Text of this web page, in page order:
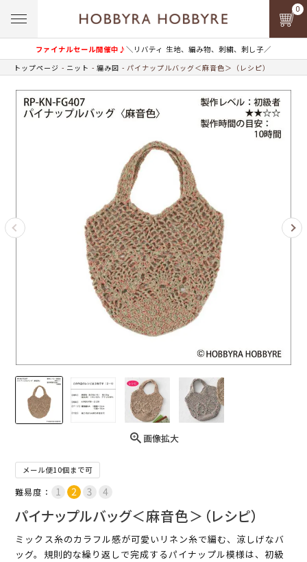
ファイナルセール開催中♪＼リバティ 生地、編み物、刺繍、刺し子／
0
トップページ ニット 編み図 パイナップルバッグ＜麻音色＞（レシピ）
画像拡大
メール便10個まで可
難易度：
パイナップルバッグ＜麻音色＞（レシピ）
ミックス糸のカラフル感が可愛いリネン糸で編む、涼しげなバ
ッグ。規則的な繰り返しで完成するパイナップル模様は、初級